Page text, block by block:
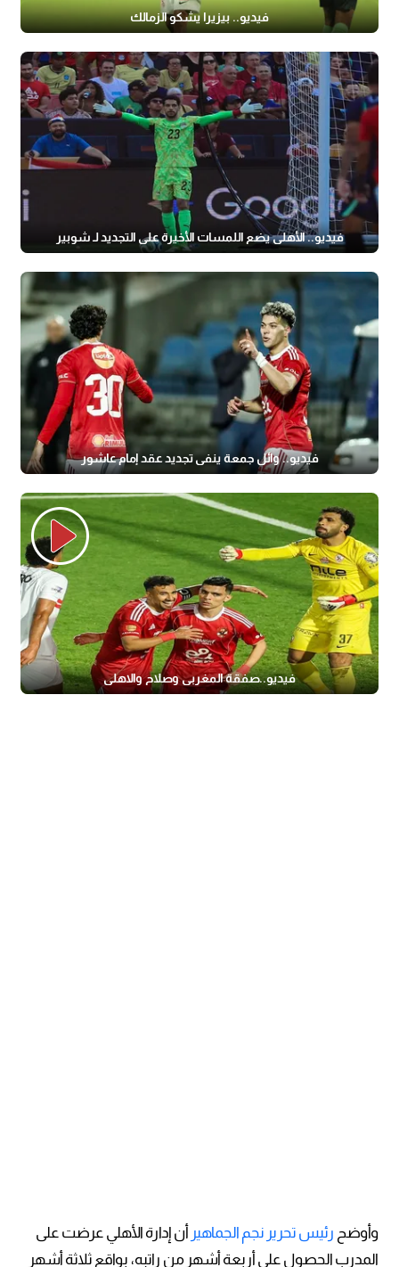
فيديو.. بيزيرا يشكو الزمالك
فيديو.. الأهلي يضع اللمسات الأخيرة على التجديد لـ شوبير
فيديو.. وائل جمعة ينفي تجديد عقد إمام عاشور
فيديو..صفقة المغربى وصلاح والاهلى
وأوضح رئيس تحرير نجم الجماهير أن إدارة الأهلي عرضت على
المدرب الحصول على أربعة أشهر من راتبه، بواقع ثلاثة أشهر